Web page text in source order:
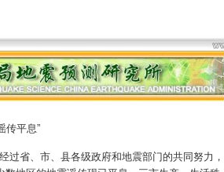
传平息”
省、市、县各级政府和地震部门的共同努力，